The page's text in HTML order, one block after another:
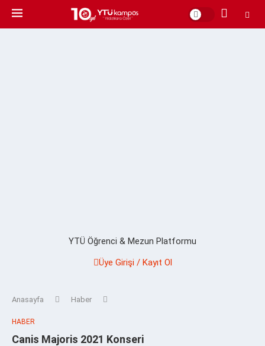
YTÜ Öğrenci & Mezun Platformu
Üye Girişi / Kayıt Ol
Anasayfa Haber
HABER
Canis Majoris 2021 Konseri